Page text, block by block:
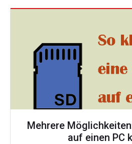
Mehrere
auf einen PC